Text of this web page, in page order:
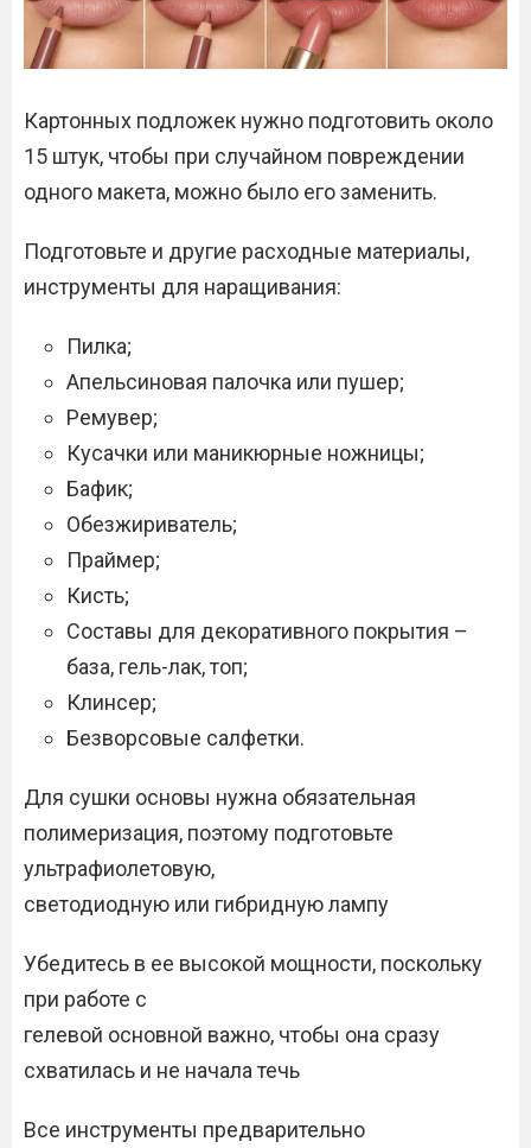
Картонных подложек нужно подготовить около
15 штук, чтобы при случайном повреждении
одного макета, можно было его заменить.
Подготовьте и другие расходные материалы,
инструменты для наращивания:
Пилка;
Апельсиновая палочка или пушер;
Ремувер;
Кусачки или маникюрные ножницы;
Бафик;
Обезжириватель;
Праймер;
Кисть;
Составы для декоративного покрытия –
база, гель-лак, топ;
Клинсер;
Безворсовые салфетки.
Для сушки основы нужна обязательная
полимеризация, поэтому подготовьте
ультрафиолетовую,
светодиодную или гибридную лампу
Убедитесь в ее высокой мощности, поскольку
при работе с
гелевой основной важно, чтобы она сразу
схватилась и не начала течь
Все инструменты предварительно